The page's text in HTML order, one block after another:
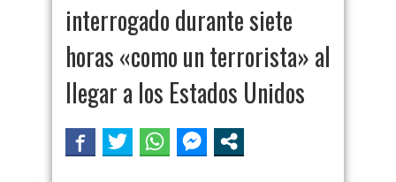
interrogado durante siete
horas «como un terrorista» al
llegar a los Estados Unidos